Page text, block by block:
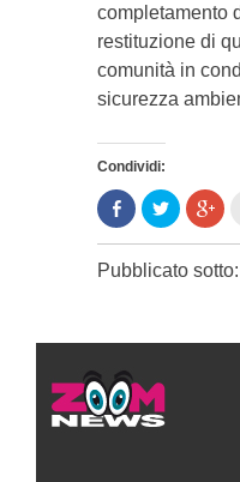
completamento
restituzione di
comunità in
sicurezza
Condividi:
Condividi
su
Facebook
(Si
apre
in
Clicca
per
condividere
su
Twitter
(Si
finestra)
per
su
(Si
Pubblicato sotto: